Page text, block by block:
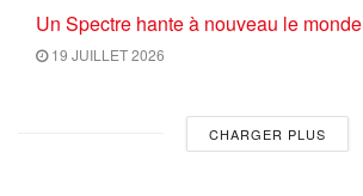
Un Spectre hante à nouveau le
19 JUILLET 2026
CHARGER PLUS